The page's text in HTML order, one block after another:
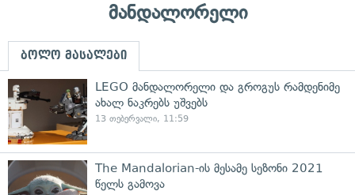
მანდალორელი
ბოლო მასალები
LEGO მანდალორელი და გროგუს რამდენიმე
ახალ ნაკრებს უშვებს
13 თებერვალი, 11:59
The Mandalorian-ის მესამე სეზონი 2021
წელს გამოვა